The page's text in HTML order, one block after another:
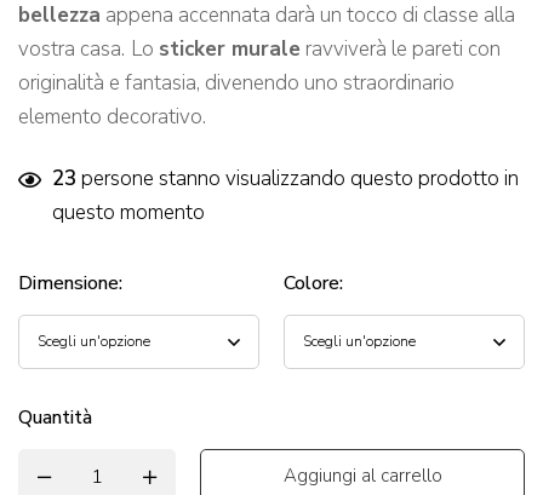
bellezza appena accennata darà un tocco di classe alla
vostra casa. Lo sticker murale ravviverà le pareti con
originalità e fantasia, divenendo uno straordinario
elemento decorativo.
23 persone stanno visualizzando questo prodotto in
questo momento
Dimensione: Colore:
Quantità
Aggiungi al carrello